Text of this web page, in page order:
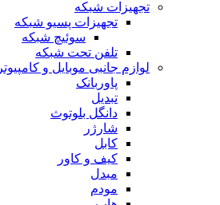
تجهیزات شبکه
تجهیزات پسیو شبکه
سوئیچ‌ شبکه
تلفن تحت شبکه
لوازم جانبی موبایل و کامپیوتر
پاوربانک
تبدیل
دانگل بلوتوث
شارژر
کابل
کیف و کاور
مبدل
مودم